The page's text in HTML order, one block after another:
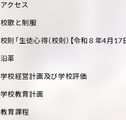
アクセス
校歌と制服
校則「生徒心得（校則）【令和８年4月17
沿革
学校経営計画及び学校評価
学校教育計画
教育課程